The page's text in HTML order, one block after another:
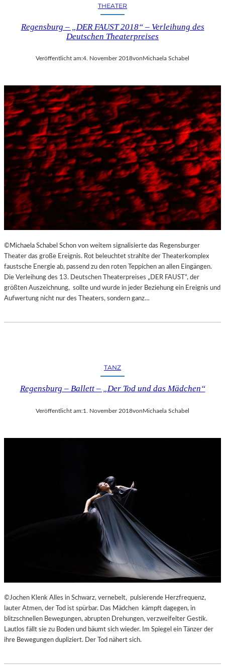
THEATER
Regensburg – „DER FAUST 2018“ – Verleihung des
Deutschen Theaterpreises
Veröffentlicht am:4. November 2018von Michaela Schabel
©Michaela Schabel Schon von weitem signalisierte das Regensburger
Theater das große Ereignis. Rot beleuchtet strahlte der Theaterkomplex
faustsche Energie ab, passend zu den roten Teppichen an allen Eingängen.
Die Verleihung des 13. Deutschen Theaterpreises „DER FAUST“, der
größten Auszeichnung, sollte und wurde in jeder Beziehung ein Ereignis und
Aufwertung nicht nur des Theaters, sondern ganz…
TANZ
Regensburg – Ballett – „Der Tod und das Mädchen“
Veröffentlicht am:1. November 2018vonMichaela Schabel
©Jochen Klenk Alles in Schwarz, vernebelt, pulsierende Herzfrequenz,
lauter Atmen, der Tod ist spürbar. Das Mädchen kämpft dagegen, in
blitzschnellen Bewegungen, abrupten Drehungen, verzweifelter Gestik.
Lautlos fällt sie zu Boden und bäumt sich wieder. Im Spiegel ein Tänzer der
ihre Bewegungen dupliziert. Der Tod nähert sich.